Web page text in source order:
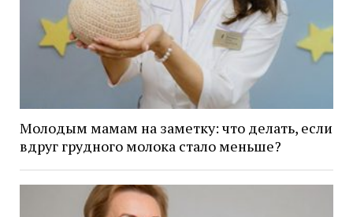
Молодым мамам на заметку: что делать, если
вдруг грудного молока стало меньше?